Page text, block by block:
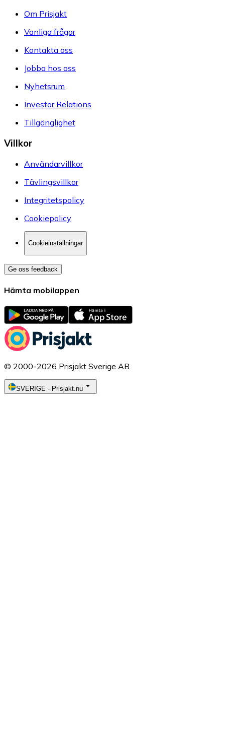
Om Prisjakt
Vanliga frågor
Kontakta oss
Jobba hos oss
Nyhetsrum
Investor Relations
Tillgänglighet
Villkor
Användarvillkor
Tävlingsvillkor
Integritetspolicy
Cookiepolicy
Cookieinställningar
Ge oss feedback
Hämta mobilappen
© 2000-2026 Prisjakt Sverige AB
SVERIGE - Prisjakt.nu